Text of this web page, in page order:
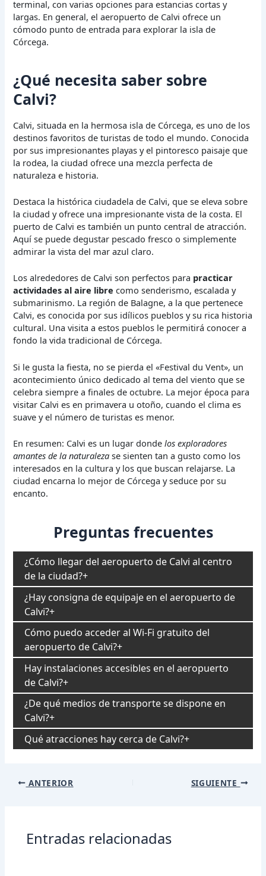
terminal, con varias opciones para estancias cortas y
largas. En general, el aeropuerto de Calvi ofrece un
cómodo punto de entrada para explorar la isla de
Córcega.
¿Qué necesita saber sobre
Calvi?
Calvi, situada en la hermosa isla de Córcega, es uno de los
destinos favoritos de turistas de todo el mundo. Conocida
por sus impresionantes playas y el pintoresco paisaje que
la rodea, la ciudad ofrece una mezcla perfecta de
naturaleza e historia.
Destaca la histórica ciudadela de Calvi, que se eleva sobre
la ciudad y ofrece una impresionante vista de la costa. El
puerto de Calvi es también un punto central de atracción.
Aquí se puede degustar pescado fresco o simplemente
admirar la vista del mar azul claro.
Los alrededores de Calvi son perfectos para practicar
actividades al aire libre como senderismo, escalada y
submarinismo. La región de Balagne, a la que pertenece
Calvi, es conocida por sus idílicos pueblos y su rica historia
cultural. Una visita a estos pueblos le permitirá conocer a
fondo la vida tradicional de Córcega.
Si le gusta la fiesta, no se pierda el «Festival du Vent», un
acontecimiento único dedicado al tema del viento que se
celebra siempre a finales de octubre. La mejor época para
visitar Calvi es en primavera u otoño, cuando el clima es
suave y el número de turistas es menor.
En resumen: Calvi es un lugar dondelos exploradores
amantes de la naturaleza se sienten tan a gusto como los
interesados en la cultura y los que buscan relajarse. La
ciudad encarna lo mejor de Córcega y seduce por su
encanto.
Preguntas frecuentes
¿Cómo llegar del aeropuerto de Calvi al centro
de la ciudad?
¿Hay consigna de equipaje en el aeropuerto de
Calvi?
Cómo puedo acceder al Wi-Fi gratuito del
aeropuerto de Calvi?
Hay instalaciones accesibles en el aeropuerto
de Calvi?
¿De qué medios de transporte se dispone en
Calvi?
Qué atracciones hay cerca de Calvi?
Navegación
ANTERIOR SIGUIENTE
Entradas relacionadas